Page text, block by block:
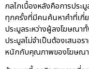
กลไกเบื้องหลังคือการปร
ทุกครั้งที่มีคนค้นหาคำที่เกี่
ประมูลระหว่างผู้ลงโฆษณา
ประมูลไม่จำเป็นต้องเสนอร
หนักกับคุณภาพของโฆษณา